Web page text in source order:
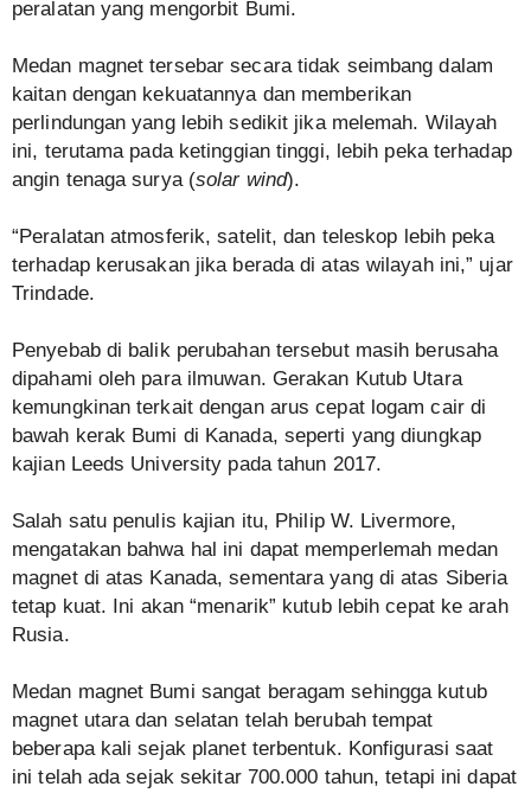
peralatan yang mengorbit Bumi.
Medan magnet tersebar secara tidak seimbang dalam
kaitan dengan kekuatannya dan memberikan
perlindungan yang lebih sedikit jika melemah. Wilayah
ini, terutama pada ketinggian tinggi, lebih peka terhadap
angin tenaga surya (solar wind).
“Peralatan atmosferik, satelit, dan teleskop lebih peka
terhadap kerusakan jika berada di atas wilayah ini,” ujar
Trindade.
Penyebab di balik perubahan tersebut masih berusaha
dipahami oleh para ilmuwan. Gerakan Kutub Utara
kemungkinan terkait dengan arus cepat logam cair di
bawah kerak Bumi di Kanada, seperti yang diungkap
kajian Leeds University pada tahun 2017.
Salah satu penulis kajian itu, Philip W. Livermore,
mengatakan bahwa hal ini dapat memperlemah medan
magnet di atas Kanada, sementara yang di atas Siberia
tetap kuat. Ini akan “menarik” kutub lebih cepat ke arah
Rusia.
Medan magnet Bumi sangat beragam sehingga kutub
magnet utara dan selatan telah berubah tempat
beberapa kali sejak planet terbentuk. Konfigurasi saat
ini telah ada sejak sekitar 700.000 tahun, tetapi ini dapat